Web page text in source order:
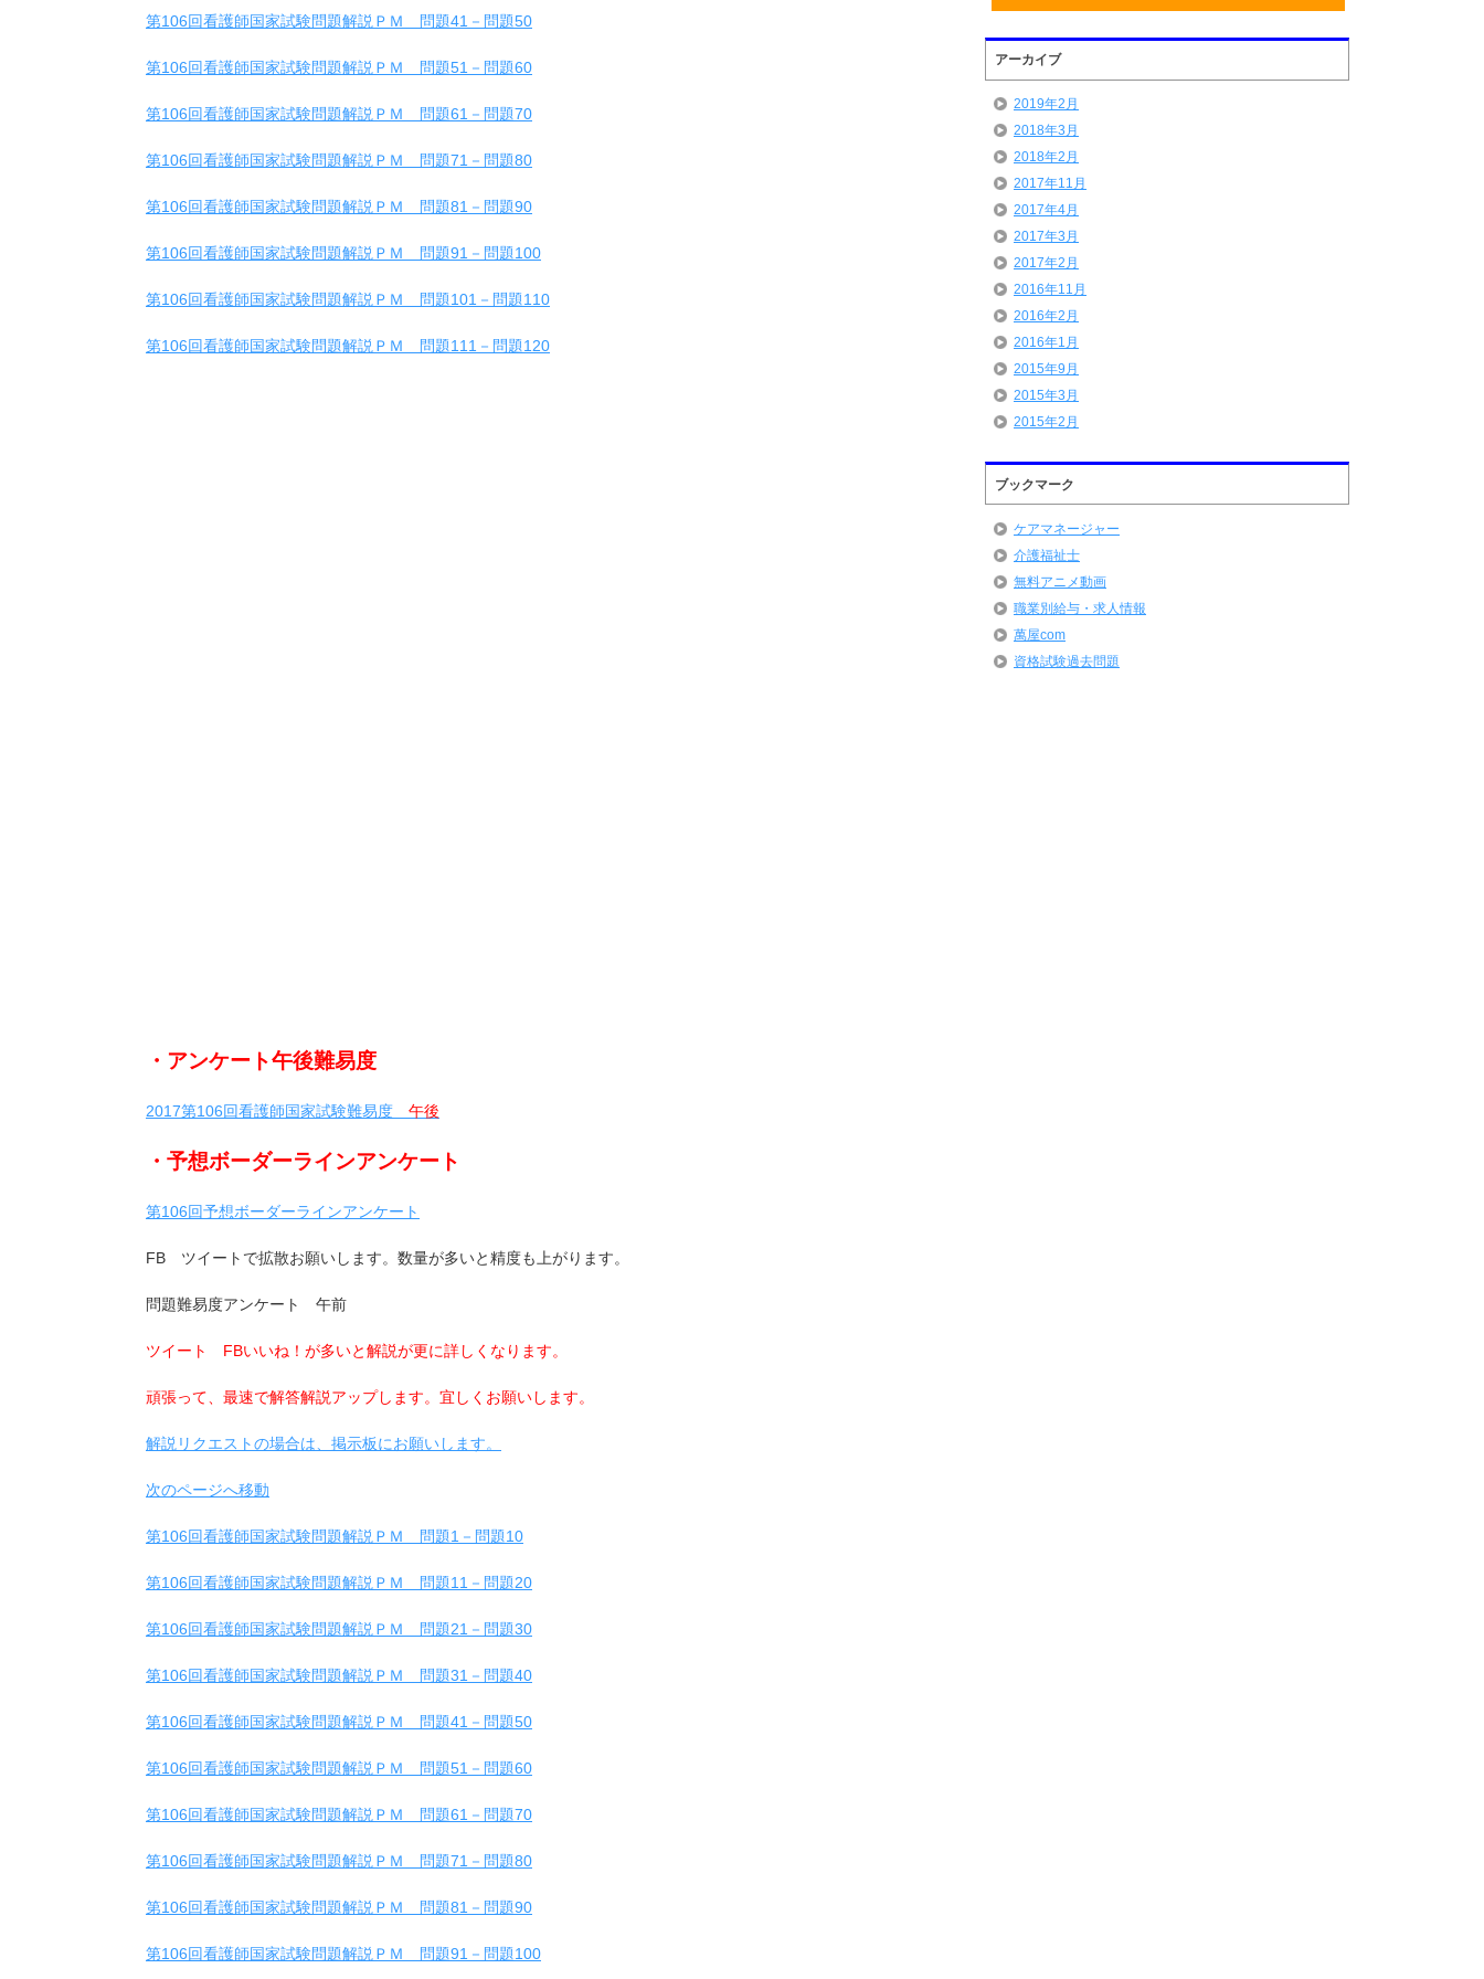
第106回看護師国家試験問題解説ＰＭ 問題41－問題50
第106回看護師国家試験問題解説ＰＭ 問題51－問題60
第106回看護師国家試験問題解説ＰＭ 問題61－問題70
第106回看護師国家試験問題解説ＰＭ 問題71－問題80
第106回看護師国家試験問題解説ＰＭ 問題81－問題90
第106回看護師国家試験問題解説ＰＭ 問題91－問題100
第106回看護師国家試験問題解説ＰＭ 問題101－問題110
第106回看護師国家試験問題解説ＰＭ 問題111－問題120
・アンケート午後難易度
2017第106回看護師国家試験難易度 午後
・予想ボーダーラインアンケート
第106回予想ボーダーラインアンケート
FB ツイートで拡散お願いします。数量が多いと精度も上がります。
問題難易度アンケート 午前
ツイート FBいいね！が多いと解説が更に詳しくなります。
頑張って、最速で解答解説アップします。宜しくお願いします。
解説リクエストの場合は、掲示板にお願いします。
次のページへ移動
第106回看護師国家試験問題解説ＰＭ 問題1－問題10
第106回看護師国家試験問題解説ＰＭ 問題11－問題20
第106回看護師国家試験問題解説ＰＭ 問題21－問題30
第106回看護師国家試験問題解説ＰＭ 問題31－問題40
第106回看護師国家試験問題解説ＰＭ 問題41－問題50
第106回看護師国家試験問題解説ＰＭ 問題51－問題60
第106回看護師国家試験問題解説ＰＭ 問題61－問題70
第106回看護師国家試験問題解説ＰＭ 問題71－問題80
第106回看護師国家試験問題解説ＰＭ 問題81－問題90
第106回看護師国家試験問題解説ＰＭ 問題91－問題100
アーカイブ
2019年2月
2018年3月
2018年2月
2017年11月
2017年4月
2017年3月
2017年2月
2016年11月
2016年2月
2016年1月
2015年9月
2015年3月
2015年2月
ブックマーク
ケアマネージャー
介護福祉士
無料アニメ動画
職業別給与・求人情報
萬屋com
資格試験過去問題